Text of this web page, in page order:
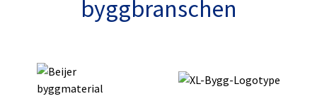
byggbranschen